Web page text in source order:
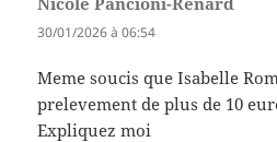
30/01/2026 à 06:54
Meme soucis que Isabelle
prelevement de plus de 10
Expliquez moi